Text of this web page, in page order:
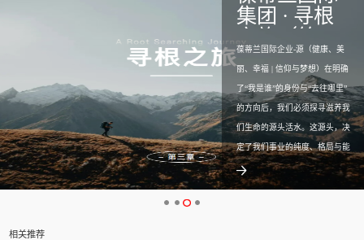
之旅（第三
章）
葆蒂兰国际企业-源（健康、美
丽、幸福 | 信仰与梦想）在明确
了“我是谁”的身份与“去往哪里”
的方向后，我们必须探寻滋养我
们生命的源头活水。这源头，决
定了我们事业的纯度、格局与能
量。它，就是葆蒂兰的“源”——
我们一切思想与行动最本质、最
初始的出发点与归宿。一、 我
相关推荐